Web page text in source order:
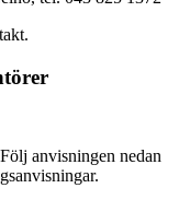
anvisningen nedan